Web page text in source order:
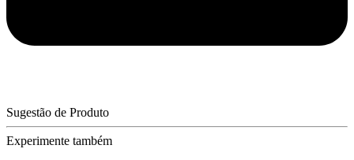
Sugestão de Produto
Experimente também